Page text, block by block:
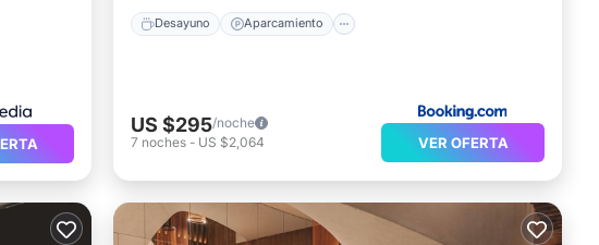
Desayuno Aparcamiento
US $295/noche
7 noches - US $2,064 VER OFERTA